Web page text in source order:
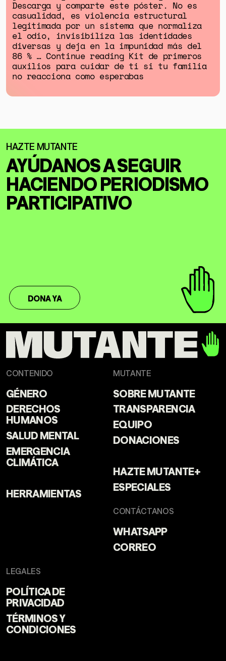
Descarga y comparte este póster. No es
casualidad, es violencia estructural
legitimada por un sistema que normaliza
el odio, invisibiliza las identidades
diversas y deja en la impunidad más del
86 % … Continue reading Kit de primeros
auxilios para cuidar de ti si tu familia
no reacciona como esperabas
AYÚDANOS A SEGUIR
HACIENDOPERIODISMO
PARTICIPATIVO
DONA YA
CONTENIDO
GÉNERO
DERECHOS
HUMANOS
SALUD MENTAL
EMERGENCIA
CLIMÁTICA
HERRAMIENTAS
MUTANTE
SOBRE MUTANTE
TRANSPARENCIA
EQUIPO
DONACIONES
HAZTE MUTANTE+
ESPECIALES
CONTÁCTANOS
WHATSAPP
CORREO
LEGALES
POLÍTICA DE
PRIVACIDAD
TÉRMINOS Y
CONDICIONES